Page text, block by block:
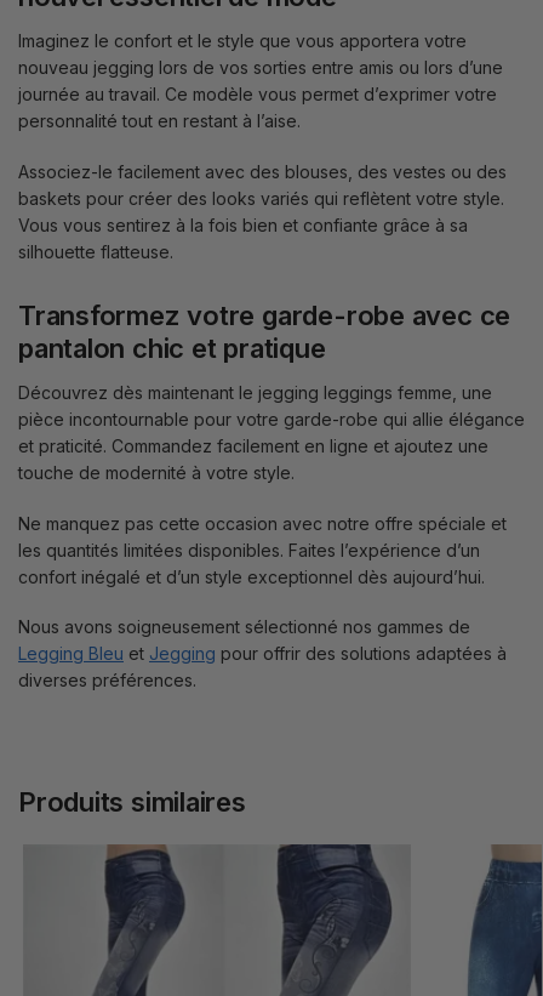
Imaginez le confort et le style que vous apportera votre
nouveau jegging lors de vos sorties entre amis ou lors d’une
journée au travail. Ce modèle vous permet d’exprimer votre
personnalité tout en restant à l’aise.
Associez-le facilement avec des blouses, des vestes ou des
baskets pour créer des looks variés qui reflètent votre style.
Vous vous sentirez à la fois bien et confiante grâce à sa
silhouette flatteuse.
Transformez votre garde-robe avec ce
pantalon chic et pratique
Découvrez dès maintenant le jegging leggings femme, une
pièce incontournable pour votre garde-robe qui allie élégance
et praticité. Commandez facilement en ligne et ajoutez une
touche de modernité à votre style.
Ne manquez pas cette occasion avec notre offre spéciale et
les quantités limitées disponibles. Faites l’expérience d’un
confort inégalé et d’un style exceptionnel dès aujourd’hui.
Nous avons soigneusement sélectionné nos gammes de
Legging Bleu et Jegging pour offrir des solutions adaptées à
diverses préférences.
Produits similaires